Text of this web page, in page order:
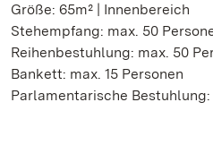
Größe: 65m² | Innenbereich
Stehempfang: max. 50
Reihenbestuhlung: max. 50
Bankett: max. 15 Personen
Parlamentarische Bestuhlung: